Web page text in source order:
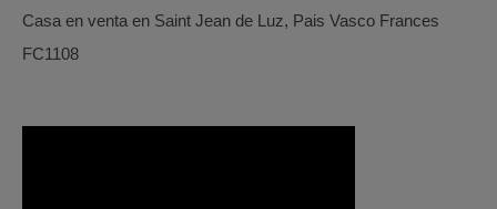
Casa en venta en Saint Jean de Luz, Pais Vasco Frances
FC1108